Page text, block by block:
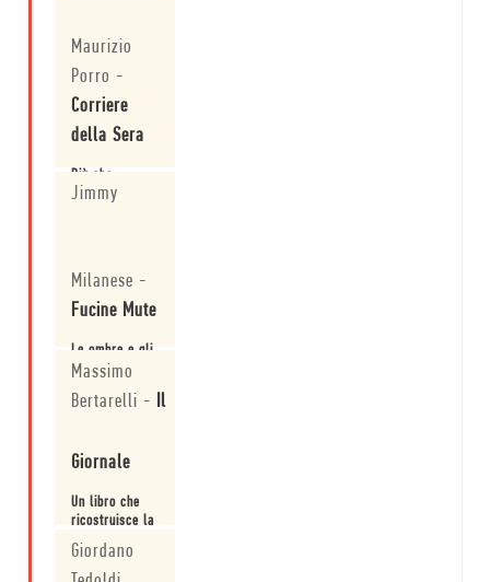
Maurizio
Porro -
Corriere
della Sera
Più che
attuale, un
Jimmy
Milanese -
Fucine Mute
Le ombre e gli
odori, le paure
descritte da
pellicola di
Massimo
Bertarelli - Il
Giornale
Un libro che
ricostruisce la
fortuna del
film.
Giordano